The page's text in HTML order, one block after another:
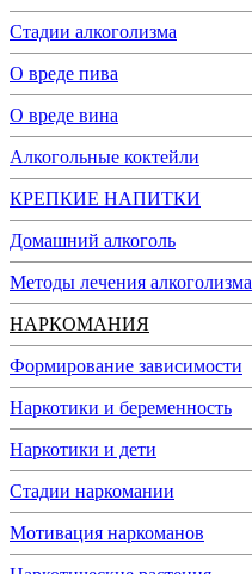
Стадии алкоголизма
О вреде пива
О вреде вина
Алкогольные коктейли
КРЕПКИЕ НАПИТКИ
Домашний алкоголь
Методы лечения алкоголизма
НАРКОМАНИЯ
Формирование зависимости
Наркотики и беременность
Наркотики и дети
Стадии наркомании
Мотивация наркоманов